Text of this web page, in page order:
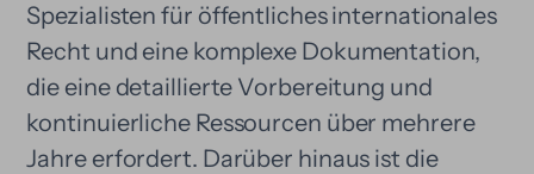
Spezialisten für öffentliches internationales
Recht und eine komplexe Dokumentation,
die eine detaillierte Vorbereitung und
kontinuierliche Ressourcen über mehrere
Jahre erfordert. Darüber hinaus ist die